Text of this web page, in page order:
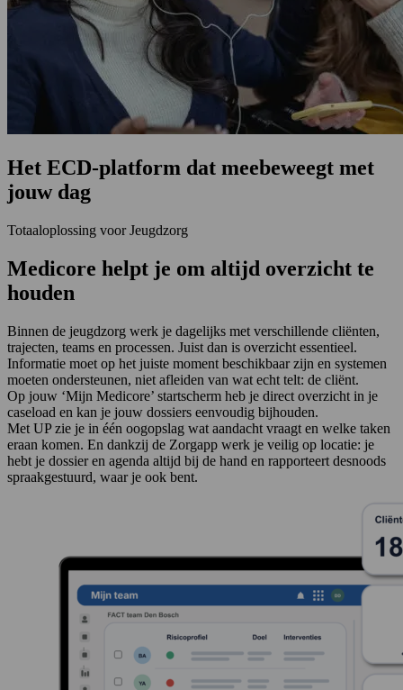
Het ECD-platform dat meebeweegt met
jouw dag
Totaaloplossing voor Jeugdzorg
Medicore helpt je om altijd overzicht te
houden
Binnen de jeugdzorg werk je dagelijks met verschillende cliënten,
trajecten, teams en processen. Juist dan is overzicht essentieel.
Informatie moet op het juiste moment beschikbaar zijn en systemen
moeten ondersteunen, niet afleiden van wat echt telt: de cliënt.
Op jouw ‘Mijn Medicore’ startscherm heb je direct overzicht in je
caseload en kan je jouw dossiers eenvoudig bijhouden.
Met UP zie je in één oogopslag wat aandacht vraagt en welke taken
eraan komen. En dankzij de Zorgapp werk je veilig op locatie: je
hebt je dossier en agenda altijd bij de hand en rapporteert desnoods
spraakgestuurd, waar je ook bent.